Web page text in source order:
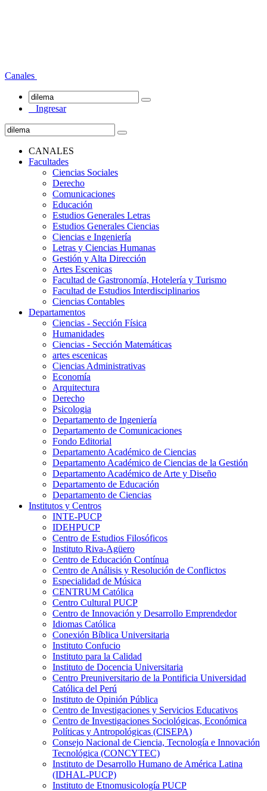
Canales
Ingresar
CANALES
Facultades
Ciencias Sociales
Derecho
Comunicaciones
Educación
Estudios Generales Letras
Estudios Generales Ciencias
Ciencias e Ingeniería
Letras y Ciencias Humanas
Gestión y Alta Dirección
Artes Escenicas
Facultad de Gastronomía, Hotelería y Turismo
Facultad de Estudios Interdisciplinarios
Ciencias Contables
Departamentos
Ciencias - Sección Física
Humanidades
Ciencias - Sección Matemáticas
artes escenicas
Ciencias Administrativas
Economía
Arquitectura
Derecho
Psicologia
Departamento de Ingeniería
Departamento de Comunicaciones
Fondo Editorial
Departamento Académico de Ciencias
Departamento Académico de Ciencias de la Gestión
Departamento Académico de Arte y Diseño
Departamento de Educación
Departamento de Ciencias
Institutos y Centros
INTE-PUCP
IDEHPUCP
Centro de Estudios Filosóficos
Instituto Riva-Agüero
Centro de Educación Contínua
Centro de Análisis y Resolución de Conflictos
Especialidad de Música
CENTRUM Católica
Centro Cultural PUCP
Centro de Innovación y Desarrollo Emprendedor
Idiomas Católica
Conexión Bíblica Universitaria
Instituto Confucio
Instituto para la Calidad
Instituto de Docencia Universitaria
Centro Preuniversitario de la Pontificia Universidad
Católica del Perú
Instituto de Opinión Pública
Centro de Investigaciones y Servicios Educativos
Centro de Investigaciones Sociológicas, Económica
Políticas y Antropológicas (CISEPA)
Consejo Nacional de Ciencia, Tecnología e Innovación
Tecnológica (CONCYTEC)
Instituto de Desarrollo Humano de América Latina
(IDHAL-PUCP)
Instituto de Etnomusicología PUCP